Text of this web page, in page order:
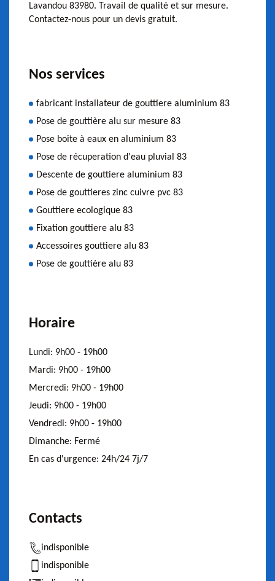
Lavandou 83980. Travail de qualité et sur mesure.
Contactez-nous pour un devis gratuit.
Nos services
fabricant installateur de gouttiere aluminium 83
Pose de gouttière alu sur mesure 83
Pose boite à eaux en aluminium 83
Pose de récuperation d'eau pluvial 83
Descente de gouttiere aluminium 83
Pose de gouttieres zinc cuivre pvc 83
Gouttiere ecologique 83
Fixation gouttiere alu 83
Accessoires gouttiere alu 83
Pose de gouttière alu 83
Horaire
Lundi: 9h00 - 19h00
Mardi: 9h00 - 19h00
Mercredi: 9h00 - 19h00
Jeudi: 9h00 - 19h00
Vendredi: 9h00 - 19h00
Dimanche: Fermé
En cas d'urgence: 24h/24 7j/7
Contacts
indisponible
indisponible